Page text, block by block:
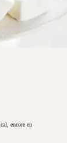
encore en